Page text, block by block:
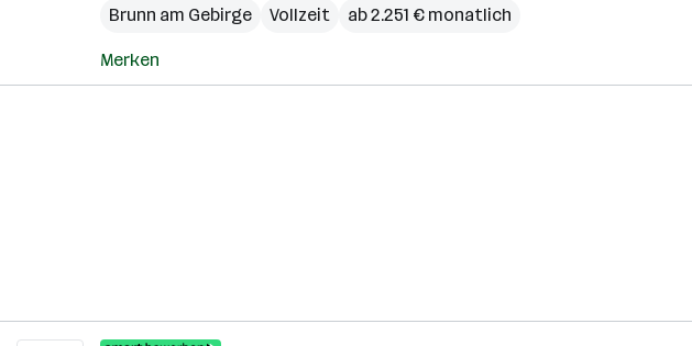
Brunn am Gebirge
Vollzeit ab 2.251 € monatlich
Merken